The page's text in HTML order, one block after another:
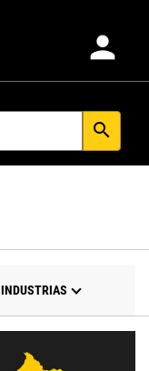
person
search
INDUSTRIAS